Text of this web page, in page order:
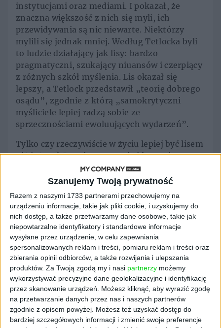
Szanujemy Twoją prywatność
Razem z naszymi 1733 partnerami przechowujemy na
urządzeniu informacje, takie jak pliki cookie, i uzyskujemy do
nich dostęp, a także przetwarzamy dane osobowe, takie jak
niepowtarzalne identyfikatory i standardowe informacje
wysyłane przez urządzenie, w celu zapewniania
spersonalizowanych reklam i treści, pomiaru reklam i treści oraz
zbierania opinii odbiorców, a także rozwijania i ulepszania
produktów. Za Twoją zgodą my i nasi partnerzy możemy
wykorzystywać precyzyjne dane geolokalizacyjne i identyfikację
przez skanowanie urządzeń. Możesz kliknąć, aby wyrazić zgodę
na przetwarzanie danych przez nas i naszych partnerów
zgodnie z opisem powyżej. Możesz też uzyskać dostęp do
bardziej szczegółowych informacji i zmienić swoje preferencje
instytucjami oraz mediami. I pokazał, że
znaczna większość z nich się myli, ich
przewidywania są nic niewarte. Niektórzy
mylili się jednak mniej. Według Tetlocka byli
to ludzie działający jak lisy: bardzo
pragmatyczni, szukający niuansów i czerpiący
z różnych szkół myślenia. Lis okazał się
lepszy, a Tetlock przedstawił „teorię dobrego
osądu”, zgodnie z którą „samokrytyczni
myśliciele lepiej radzą sobie ze
sprzecznościami ewoluujących wydarzeń”.
Tylko czy rzeczywiście w życiu lepiej być lisem
niż jeżem? Czy niuansowanie i łączenie
sprzeczności pozwalają osiągać największe
cele? Przecież jeśli chcesz przewidzieć
wszystko, to bardzo możliwe, że nie
osiągniesz niczego, mnogość negatywnych
scenariuszy cię po prostu sparaliżuje. Czy w
ogóle musimy się identyfikować z lisem lub
jeżem tak, jak eksperci poproszeni o to przez
Tetlocka?
Berlin krótko przed śmiercią przyznał, że
wcale nie jest to konieczne i że jego teorię
wzięto zbyt poważnie. „Niektórzy ludzie nie
są ani lisami, ani jeżami, niektórzy są tym i
tym” – napisał. W osiąganiu zamierzonych